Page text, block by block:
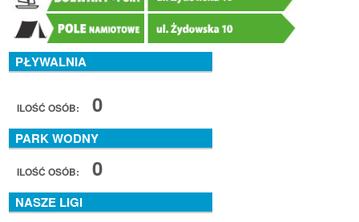
PŁYWALNIA
ILOŚĆ OSÓB: 0
PARK WODNY
ILOŚĆ OSÓB: 0
NASZE LIGI